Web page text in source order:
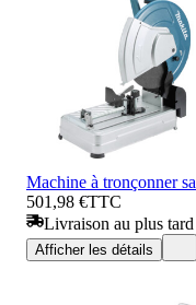
Machine à tronçonner
501,98 €TTC
Livraison au plus
Afficher les détails